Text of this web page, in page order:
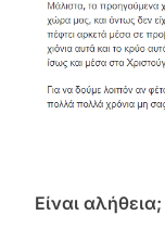
Είναι αλήθεια;